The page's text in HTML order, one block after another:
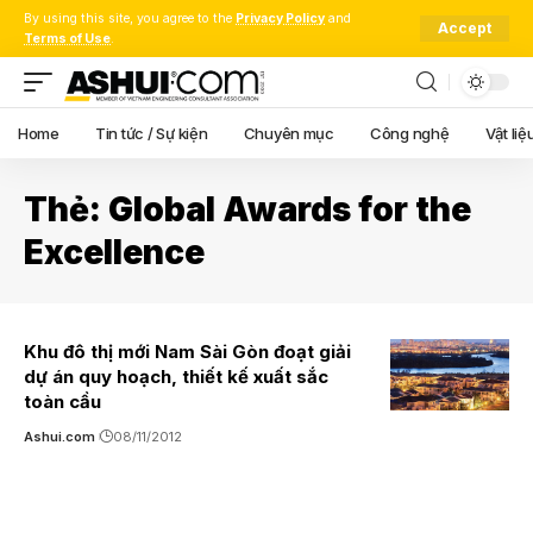
By using this site, you agree to the Privacy Policy and
Terms of Use.
Accept
Home Tin tức / Sự kiện Chuyên mục Công nghệ Vật
Thẻ: Global Awards for the
Excellence
Khu đô thị mới Nam Sài Gòn đoạt giải
dự án quy hoạch, thiết kế xuất sắc
toàn cầu
Ashui.com 08/11/2012